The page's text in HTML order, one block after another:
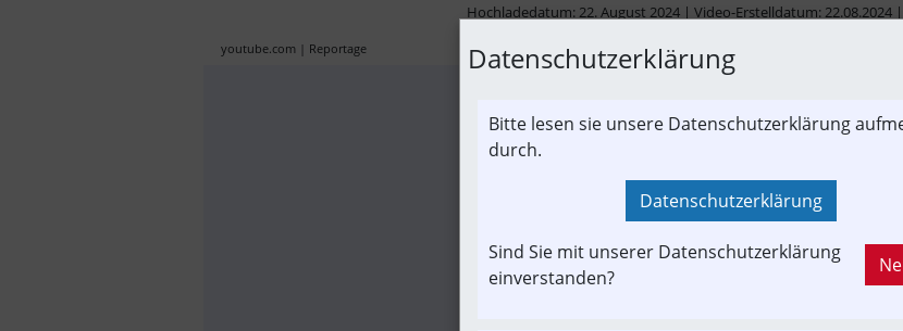
Hochladedatum: 22. August 2024 | Video-Erstelldatum: 22.08.2024
youtube.com | Reportage Datenschutzerklärung
Bitte lesen sie unsere Datenschutzerklärung
durch.
Datenschutzerklärung
Sind Sie mit unserer Datenschutzerklärung
einverstanden?